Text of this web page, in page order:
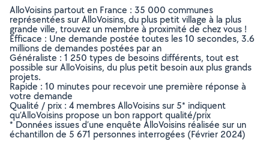
AlloVoisins partout en France : 35 000 communes
représentées sur AlloVoisins, du plus petit village à la plus
grande ville, trouvez un membre à proximité de chez vous !
Efficace : Une demande postée toutes les 10 secondes, 3.6
millions de demandes postées par an
Généraliste : 1 250 types de besoins différents, tout est
possible sur AlloVoisins, du plus petit besoin aux plus grands
projets.
Rapide : 10 minutes pour recevoir une première réponse à
votre demande
Qualité / prix : 4 membres AlloVoisins sur 5* indiquent
qu’AlloVoisins propose un bon rapport qualité/prix
* Données issues d’une enquête AlloVoisins réalisée sur un
échantillon de 5 671 personnes interrogées (Février 2024)